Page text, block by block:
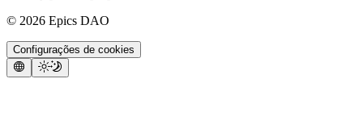
© 2026 Epics DAO
Configurações de cookies